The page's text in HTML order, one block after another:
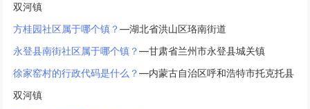
双河镇
方桂园社区属于哪个镇？—湖北省洪山区珞南街道
永登县南街社区属于哪个镇？—甘肃省兰州市永登县城关镇
徐家窑村的行政代码是什么？—内蒙古自治区呼和浩特市托克托县
双河镇